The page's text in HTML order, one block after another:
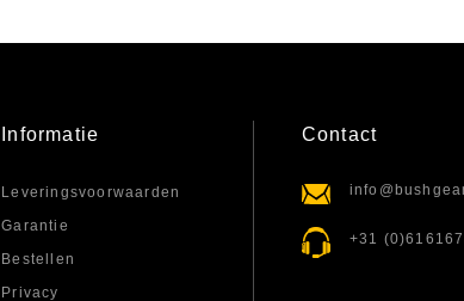
Informatie
Leveringsvoorwaarden
Garantie
Bestellen
Privacy
Contact
+31